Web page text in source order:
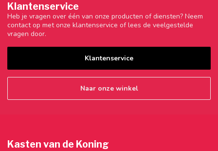
Klantenservice
Heb je vragen over één van onze producten of diensten? Neem
contact op met onze klantenservice of lees de veelgestelde
vragen door.
Klantenservice
Naar onze winkel
Kasten van de Koning